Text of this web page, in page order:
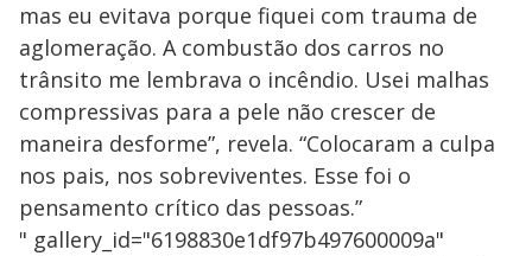
mas eu evitava porque fiquei com trauma de
aglomeração. A combustão dos carros no
trânsito me lembrava o incêndio. Usei malhas
compressivas para a pele não crescer de
maneira desforme”, revela. “Colocaram a culpa
nos pais, nos sobreviventes. Esse foi o
pensamento crítico das pessoas.”
" gallery_id="6198830e1df97b497600009a"